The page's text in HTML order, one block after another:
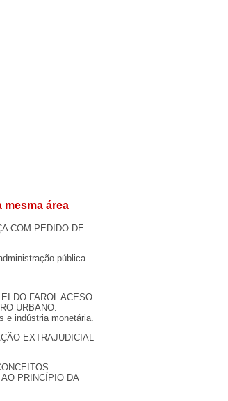
mesma área
COM PEDIDO DE
pública
DO FAROL ACESO
URBANO:
e indústria monetária.
EXTRAJUDICIAL
PRINCÍPIO DA